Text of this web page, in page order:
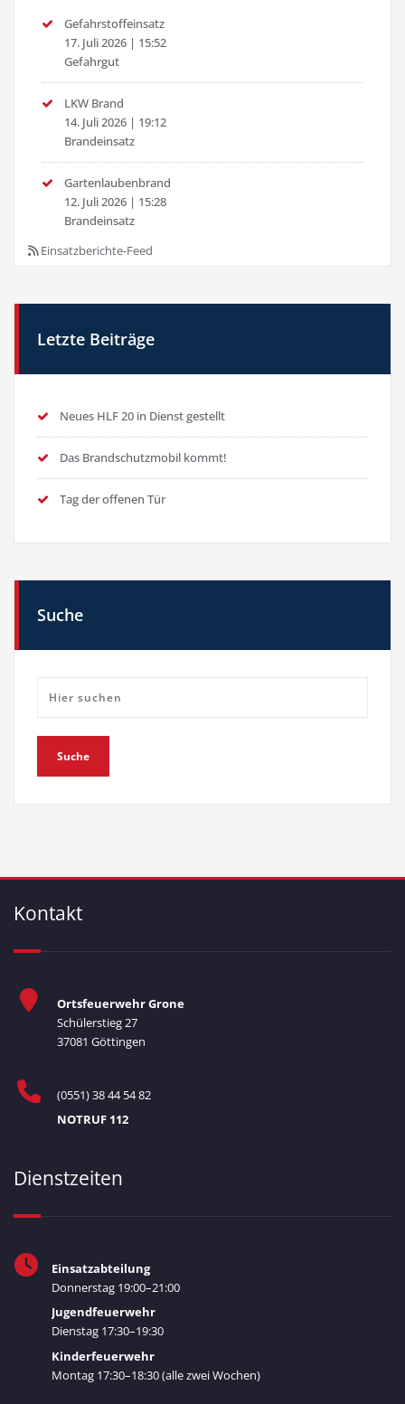
Gefahrstoffeinsatz
17. Juli 2026 | 15:52
Gefahrgut
LKW Brand
14. Juli 2026 | 19:12
Brandeinsatz
Gartenlaubenbrand
12. Juli 2026 | 15:28
Brandeinsatz
Einsatzberichte-Feed
Letzte Beiträge
Neues HLF 20 in Dienst gestellt
Das Brandschutzmobil kommt!
Tag der offenen Tür
Suche
Kontakt
Ortsfeuerwehr Grone
Schülerstieg 27
37081 Göttingen
(0551) 38 44 54 82
NOTRUF 112
Dienstzeiten
Einsatzabteilung
Donnerstag 19:00–21:00
Jugendfeuerwehr
Dienstag 17:30–19:30
Kinderfeuerwehr
Montag 17:30–18:30 (alle zwei Wochen)